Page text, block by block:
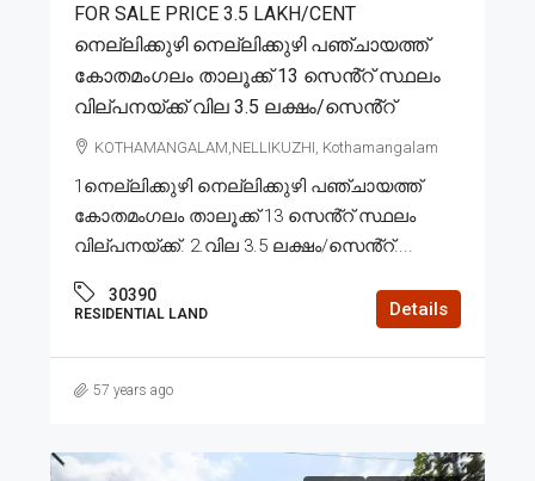
FOR SALE PRICE 3.5 LAKH/CENT
നെല്ലിക്കുഴി നെല്ലിക്കുഴി പഞ്ചായത്ത്
കോതമംഗലം താലൂക്ക് 13 സെൻ്റ് സ്ഥലം
വില്പനയ്ക്ക് വില 3.5 ലക്ഷം/സെൻ്റ്
KOTHAMANGALAM,NELLIKUZHI, Kothamangalam
1നെല്ലിക്കുഴി നെല്ലിക്കുഴി പഞ്ചായത്ത്
കോതമംഗലം താലൂക്ക് 13 സെൻ്റ് സ്ഥലം
വില്പനയ്ക്ക്. 2.വില 3.5 ലക്ഷം/സെൻ്റ്....
30390
RESIDENTIAL LAND Details
57 years ago